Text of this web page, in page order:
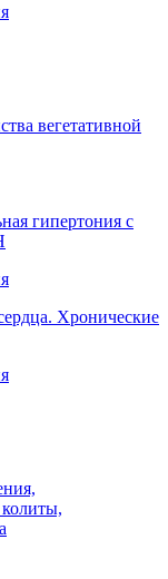
вегетативной
гипертония с
Хронические